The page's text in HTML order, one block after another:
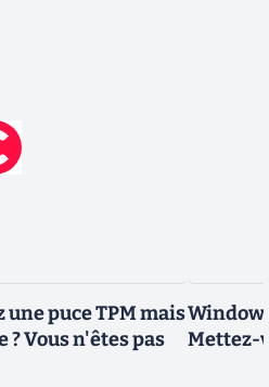
une puce TPM mais
? Vous n'êtes pas
Mettez-